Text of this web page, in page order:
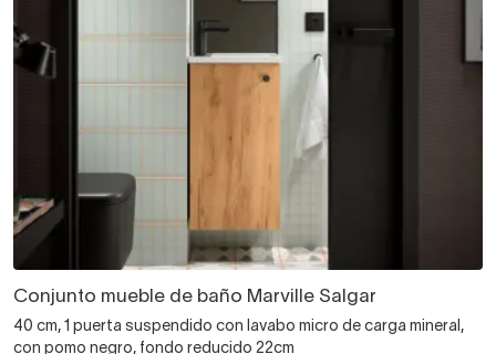
Conjunto mueble de baño Marville Salgar
40 cm, 1 puerta suspendido con lavabo micro de carga mineral,
con pomo negro, fondo reducido 22cm